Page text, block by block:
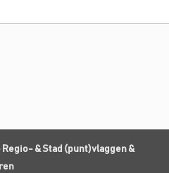
Regio- & Stad (punt)vlaggen &